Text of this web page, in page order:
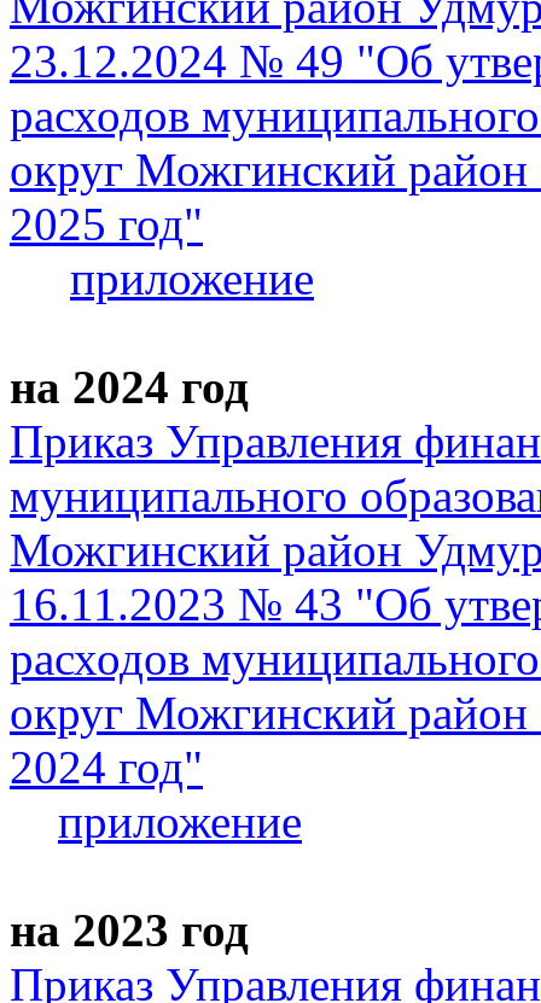
23.12.2024 № 49 "Об
расходов
округ Можгинский район
2025 год"
приложение
на 2024 год
Приказ Управления
муниципального
Можгинский район
16.11.2023 № 43 "Об
расходов
округ Можгинский район
2024 год"
приложение
на 2023 год
Приказ Управления